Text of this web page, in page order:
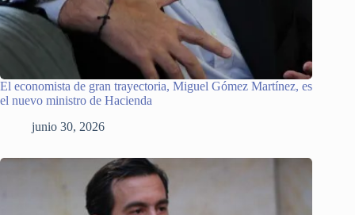
El economista de gran trayectoria, Miguel Gómez Martínez, es
el nuevo ministro de Hacienda
junio 30, 2026